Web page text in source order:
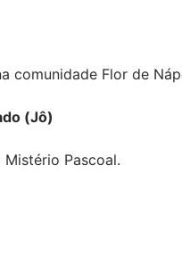
comunidade Flor de
(Jô)
Pascoal.